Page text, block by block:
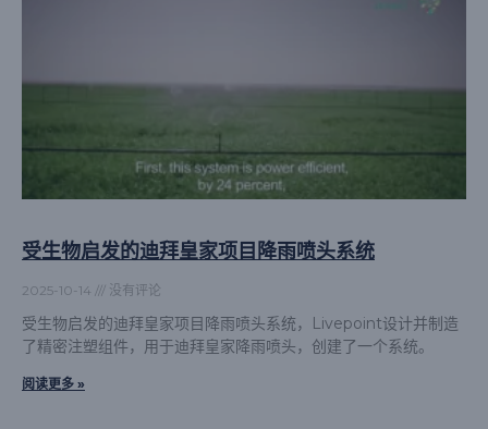
受生物启发的迪拜皇家项目降雨喷头系统
2025-10-14 没有评论
受生物启发的迪拜皇家项目降雨喷头系统，Livepoint设计并制造
了精密注塑组件，用于迪拜皇家降雨喷头，创建了一个系统。
阅读更多 »